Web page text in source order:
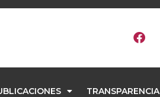
TRANSPARENCIA